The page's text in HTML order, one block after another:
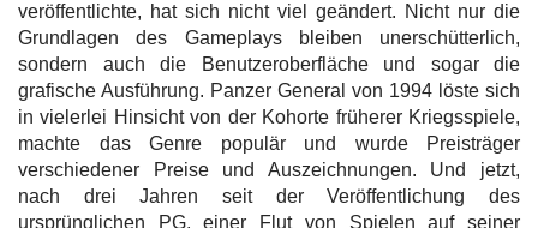
veröffentlichte, hat sich nicht viel geändert. Nicht nur die
Grundlagen des Gameplays bleiben unerschütterlich,
sondern auch die Benutzeroberfläche und sogar die
grafische Ausführung. Panzer General von 1994 löste sich
in vielerlei Hinsicht von der Kohorte früherer Kriegsspiele,
machte das Genre populär und wurde Preisträger
verschiedener Preise und Auszeichnungen. Und jetzt,
nach drei Jahren seit der Veröffentlichung des
ursprünglichen PG, einer Flut von Spielen auf seiner